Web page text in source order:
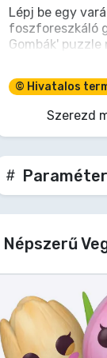
Lépj be egy
foszforeszkáló
Gombák'
minden egyes
és hagyd, hogy
ahol a képzelet
éjszakai erdő
© Hivatalos
Szerezd
Népszerű